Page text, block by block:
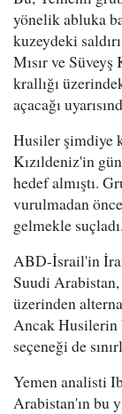
yönelik abluka
kuzeydeki
Mısır ve
krallığı
açacağı
Husiler şimdiye
Kızıldeniz'in
hedef almıştı.
vurulmadan
gelmekle suçladı.
ABD-İsrail'in
Suudi
üzerinden
Ancak Husilerin
seçeneği de
Yemen analisti
Arabistan'ın bu